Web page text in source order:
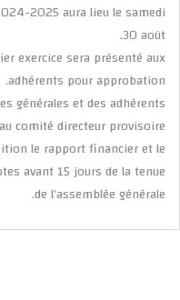
2025 aura lieu le samedi
30 août.
exercice sera présenté aux
adhérents pour approbation.
générales et des adhérents
comité directeur provisoire
le rapport financier et le
avant 15 jours de la tenue
de l’assemblée générale.